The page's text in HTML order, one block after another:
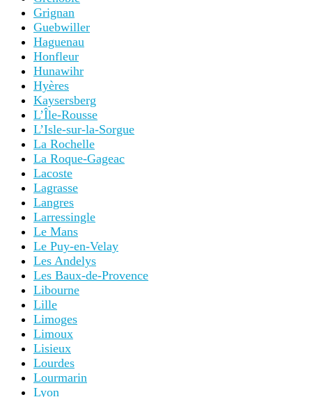
Grignan
Guebwiller
Haguenau
Honfleur
Hunawihr
Hyères
Kaysersberg
L’Île-Rousse
L’Isle-sur-la-Sorgue
La Rochelle
La Roque-Gageac
Lacoste
Lagrasse
Langres
Larressingle
Le Mans
Le Puy-en-Velay
Les Andelys
Les Baux-de-Provence
Libourne
Lille
Limoges
Limoux
Lisieux
Lourdes
Lourmarin
Lyon